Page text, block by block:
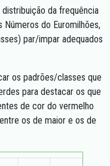
da frequência
do Euromilhões,
par/impar adequados
os padrões/classes que
para destacar os que
de cor do vermelho
os de maior e os de